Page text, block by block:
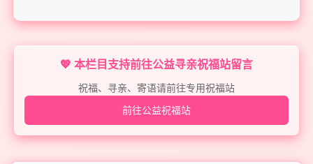
💖 本栏目支持前往公益寻亲祝福站留言
祝福、寻亲、寄语请前往专用祝福站
前往公益祝福站